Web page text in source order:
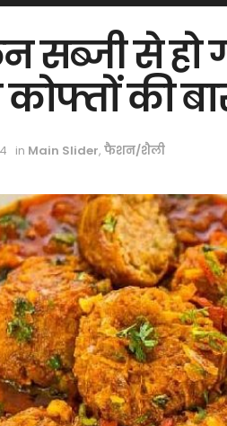
सब्जी से हो
की
in Main Slider, फैशन/शैली